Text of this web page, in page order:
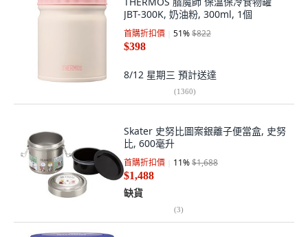
JBT-300K, 奶油粉, 300ml, 1個
首購折扣價 51%$822
$398
8/12 星期三 預計送達
(1360)
Skater 史努比圖案銀離子便當盒, 史努
比, 600毫升
首購折扣價 11%$1,688
$1,488
缺貨
(3)